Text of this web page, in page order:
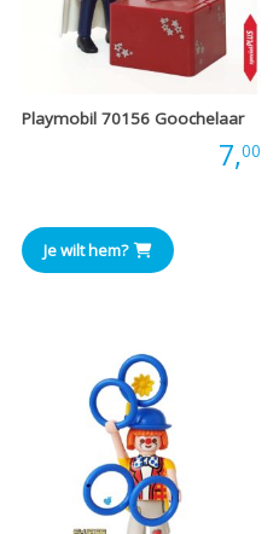
Playmobil 70156 Goochelaar
7,00
Je wilt hem?